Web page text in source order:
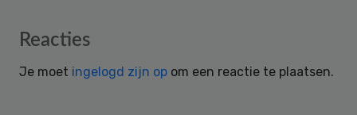
Reader
Reacties
Je moet ingelogd zijn op om een reactie te plaatsen.